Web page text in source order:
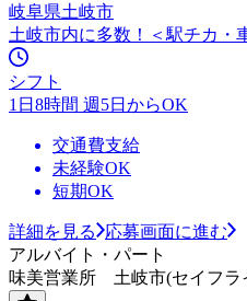
岐阜県土岐市
土岐市内に多数！＜駅チカ・
シフト
1日8時間 週5日からOK
交通費支給
未経験OK
短期OK
詳細を見る
応募画面に進む
アルバイト・パート
味美営業所 土岐市(セイフラ